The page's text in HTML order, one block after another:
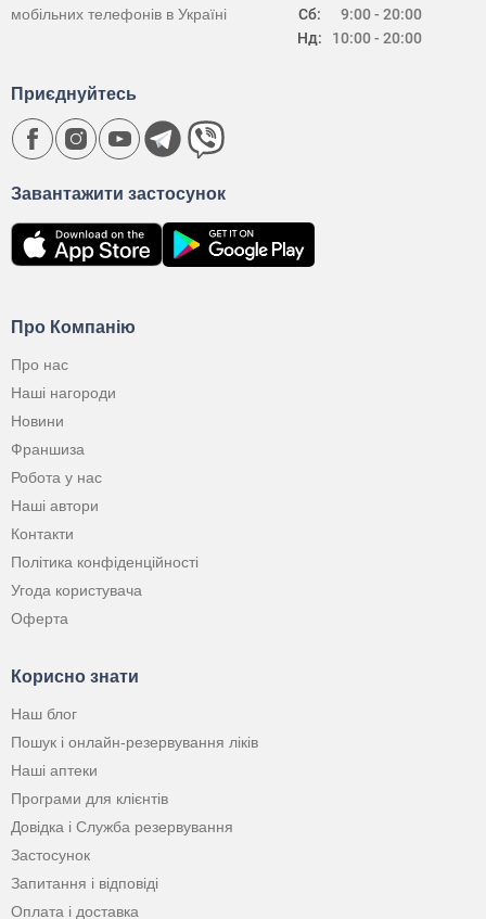
Сб:
Нд:
9:00 - 20:00
10:00 - 20:00
мобільних телефонів в Україні
Про Компанію
Про нас
Наші нагороди
Новини
Франшиза
Робота у нас
Наші автори
Контакти
Політика конфіденційності
Угода користувача
Оферта
Корисно знати
Наш блог
Пошук і онлайн-резервування ліків
Наші аптеки
Програми для клієнтів
Довідка і Служба резервування
Застосунок
Запитання і відповіді
Оплата і доставка
Завантажити застосунок
Приєднуйтесь